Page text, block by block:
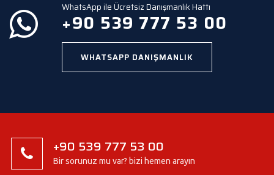
WhatsApp ile Ücretsiz Danışmanlık Hattı
+90 539 777 53 00
WHATSAPP DANIŞMANLIK
+90 539 777 53 00
Bir sorunuz mu var? bizi hemen arayın